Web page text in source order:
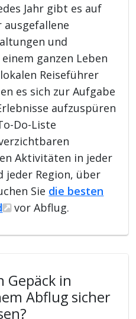
Jahr gibt es auf
ausgefallene
und
ganzen Leben
Reiseführer
es sich zur Aufgabe
aufzuspüren
Do-Liste
Aktivitäten in jeder
jeder Region, über
Sie die besten
vor Abflug.
Gepäck in
Abflug sicher